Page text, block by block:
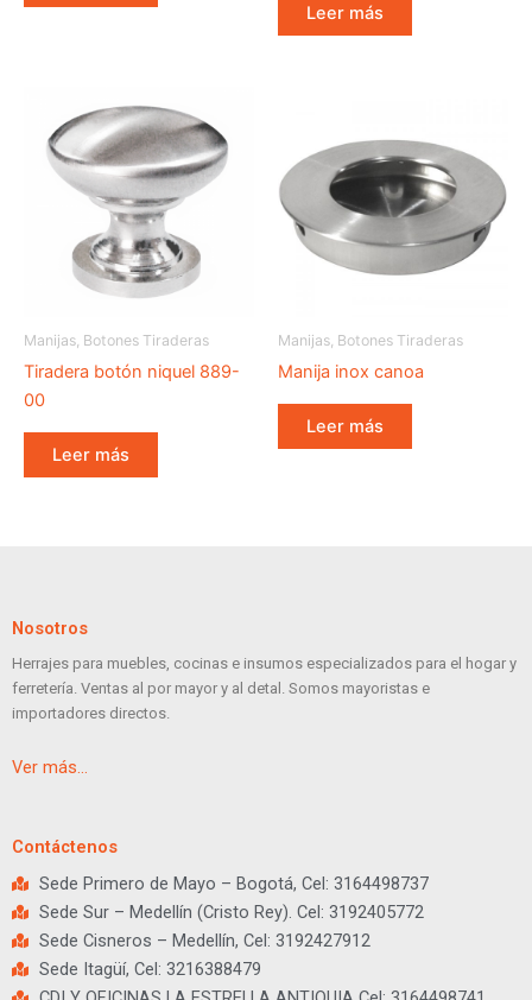
Leer más
Manijas, Botones Tiraderas
Tiradera botón niquel 889-
00
Leer más
Manijas, Botones Tiraderas
Manija inox canoa
Leer más
Nosotros
Herrajes para muebles, cocinas e insumos especializados para el hogar y
ferretería. Ventas al por mayor y al detal. Somos mayoristas e
importadores directos.
Ver más…
Contáctenos
Sede Primero de Mayo – Bogotá, Cel: 3164498737
Sede Sur – Medellín (Cristo Rey). Cel: 3192405772
Sede Cisneros – Medellín, Cel: 3192427912
Sede Itagüí, Cel: 3216388479